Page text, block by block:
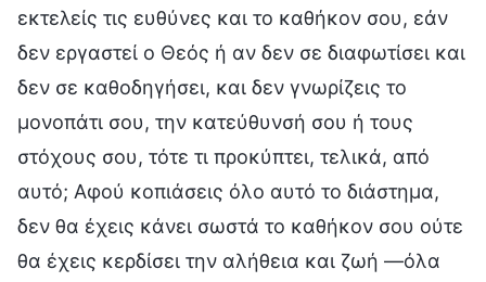
εκτελείς τις ευθύνες και το καθήκον σου, εάν
δεν εργαστεί ο Θεός ή αν δεν σε διαφωτίσει και
δεν σε καθοδηγήσει, και δεν γνωρίζεις το
μονοπάτι σου, την κατεύθυνσή σου ή τους
στόχους σου, τότε τι προκύπτει, τελικά, από
αυτό; Αφού κοπιάσεις όλο αυτό το διάστημα,
δεν θα έχεις κάνει σωστά το καθήκον σου ούτε
θα έχεις κερδίσει την αλήθεια και ζωή —όλα